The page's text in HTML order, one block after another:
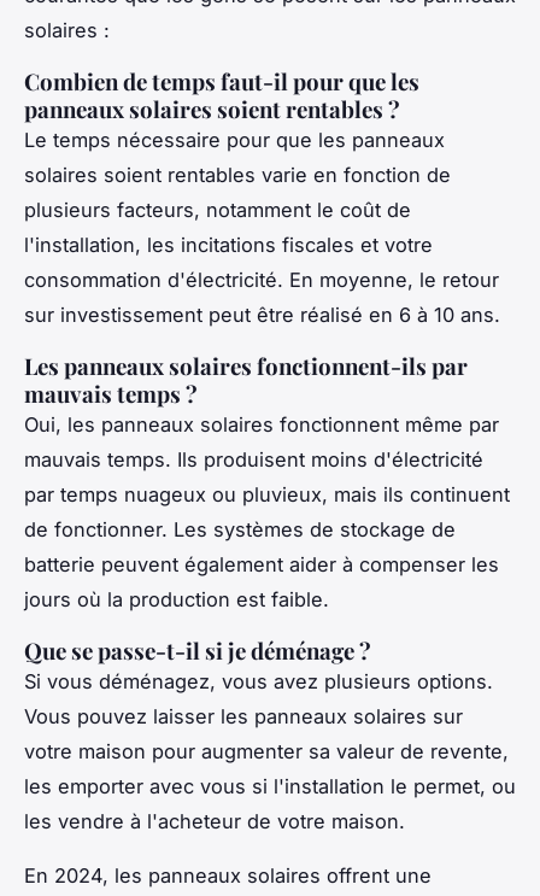
solaires :
Combien de temps faut-il pour que les
panneaux solaires soient rentables ?
Le temps nécessaire pour que les panneaux
solaires soient rentables varie en fonction de
plusieurs facteurs, notamment le coût de
l'installation, les incitations fiscales et votre
consommation d'électricité. En moyenne, le retour
sur investissement peut être réalisé en 6 à 10 ans.
Les panneaux solaires fonctionnent-ils par
mauvais temps ?
Oui, les panneaux solaires fonctionnent même par
mauvais temps. Ils produisent moins d'électricité
par temps nuageux ou pluvieux, mais ils continuent
de fonctionner. Les systèmes de stockage de
batterie peuvent également aider à compenser les
jours où la production est faible.
Que se passe-t-il si je déménage ?
Si vous déménagez, vous avez plusieurs options.
Vous pouvez laisser les panneaux solaires sur
votre maison pour augmenter sa valeur de revente,
les emporter avec vous si l'installation le permet, ou
les vendre à l'acheteur de votre maison.
En 2024, les panneaux solaires offrent une